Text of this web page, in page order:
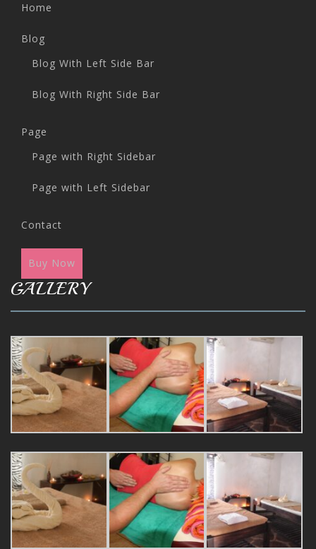
Home
Blog
Blog With Left Side Bar
Blog With Right Side Bar
Page
Page with Right Sidebar
Page with Left Sidebar
Contact
Buy Now
GALLERY